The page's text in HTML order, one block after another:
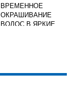
ВРЕМЕННОЕ
ОКРАШИВАНИЕ
ВОЛОС В ЯРКИЕ